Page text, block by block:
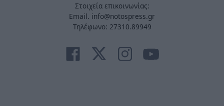
Στοιχεία επικοινωνίας:
Email. info@notospress.gr
Τηλέφωνο: 27310.89949